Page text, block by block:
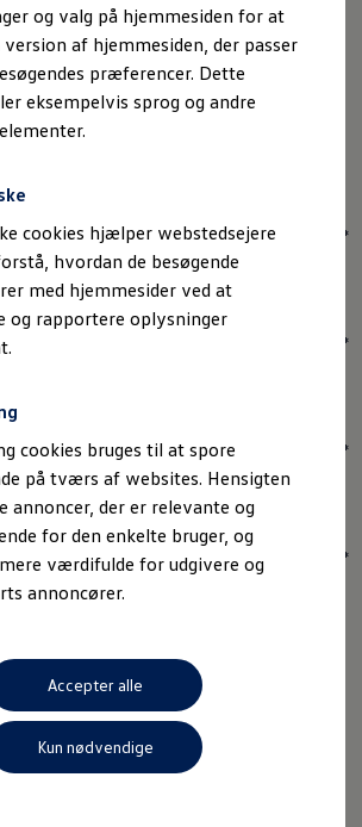
har en værdi af 20.900 kr.
løber fra den 1. juli til d. 15. juli kl. 09.00
accepterer du Skandinavisk Motor
samt vores behandling af dine
herunder bl.a. med henblik på deltagelse i
vores
*
*
*
*
og valg på hjemmesiden for at
version af hjemmesiden, der passer
præferencer. Dette
eksempelvis sprog og andre
cookies hjælper webstedsejere
hvordan de besøgende
med hjemmesider ved at
og rapportere oplysninger
cookies bruges til at spore
på tværs af websites. Hensigten
annoncer, der er relevante og
for den enkelte bruger, og
værdifulde for udgivere og
annoncører.
Accepter alle
Kun nødvendige